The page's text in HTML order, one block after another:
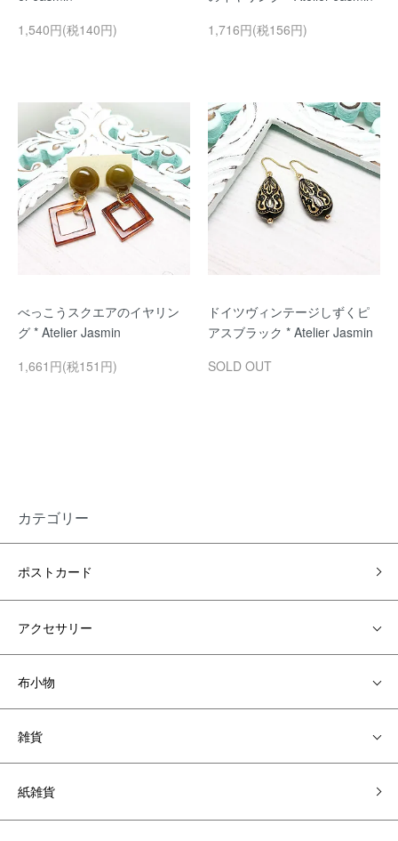
1,540円(税140円)
1,716円(税156円)
べっこうスクエアのイヤリン
グ * Atelier Jasmin
1,661円(税151円)
ドイツヴィンテージしずくピ
アスブラック * Atelier Jasmin
SOLD OUT
カテゴリー
ポストカード
アクセサリー
布小物
雑貨
紙雑貨